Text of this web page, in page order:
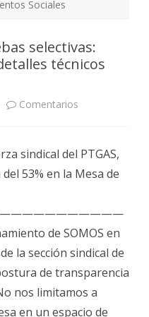
Sociales
selectivas:
técnicos
Comentarios
sindical del PTGAS,
53% en la Mesa de
de SOMOS en
la sección sindical de
de transparencia
nos limitamos a
en un espacio de